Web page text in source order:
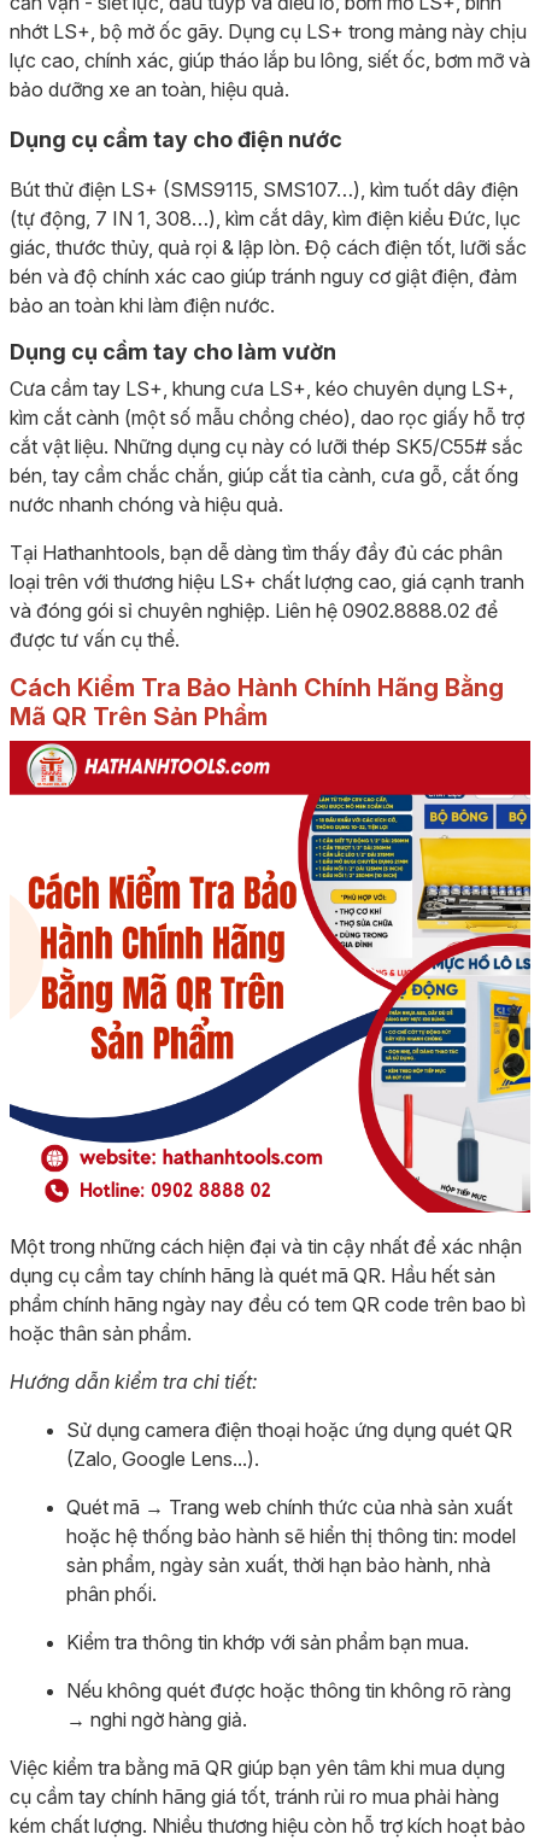
nhớt LS+, bộ mở ốc gãy. Dụng cụ LS+ trong mảng này chịu
lực cao, chính xác, giúp tháo lắp bu lông, siết ốc, bơm mỡ và
bảo dưỡng xe an toàn, hiệu quả.
Dụng cụ cầm tay cho điện nước
Bút thử điện LS+ (SMS9115, SMS107…), kìm tuốt dây điện
(tự động, 7 IN 1, 308…), kìm cắt dây, kìm điện kiểu Đức, lục
giác, thước thủy, quả rọi & lập lòn. Độ cách điện tốt, lưỡi sắc
bén và độ chính xác cao giúp tránh nguy cơ giật điện, đảm
bảo an toàn khi làm điện nước.
Dụng cụ cầm tay cho làm vườn
Cưa cầm tay LS+, khung cưa LS+, kéo chuyên dụng LS+,
kìm cắt cành (một số mẫu chồng chéo), dao rọc giấy hỗ trợ
cắt vật liệu. Những dụng cụ này có lưỡi thép SK5/C55# sắc
bén, tay cầm chắc chắn, giúp cắt tỉa cành, cưa gỗ, cắt ống
nước nhanh chóng và hiệu quả.
Tại Hathanhtools, bạn dễ dàng tìm thấy đầy đủ các phân
loại trên với thương hiệu LS+ chất lượng cao, giá cạnh tranh
và đóng gói sỉ chuyên nghiệp. Liên hệ 0902.8888.02 để
được tư vấn cụ thể.
Cách Kiểm Tra Bảo Hành Chính Hãng Bằng
Mã QR Trên Sản Phẩm
Một trong những cách hiện đại và tin cậy nhất để xác nhận
dụng cụ cầm tay chính hãng là quét mã QR. Hầu hết sản
phẩm chính hãng ngày nay đều có tem QR code trên bao bì
hoặc thân sản phẩm.
Hướng dẫn kiểm tra chi tiết:
Sử dụng camera điện thoại hoặc ứng dụng quét QR
(Zalo, Google Lens...).
Quét mã → Trang web chính thức của nhà sản xuất
hoặc hệ thống bảo hành sẽ hiển thị thông tin: model
sản phẩm, ngày sản xuất, thời hạn bảo hành, nhà
phân phối.
Kiểm tra thông tin khớp với sản phẩm bạn mua.
Nếu không quét được hoặc thông tin không rõ ràng
→ nghi ngờ hàng giả.
Việc kiểm tra bằng mã QR giúp bạn yên tâm khi mua dụng
cụ cầm tay chính hãng giá tốt, tránh rủi ro mua phải hàng
kém chất lượng. Nhiều thương hiệu còn hỗ trợ kích hoạt bảo